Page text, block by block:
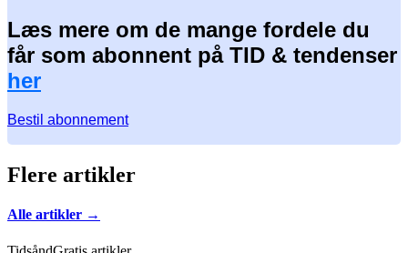
Læs mere om de mange fordele du
får som abonnent på TID & tendenser
her
Bestil abonnement
Flere artikler
Alle artikler →